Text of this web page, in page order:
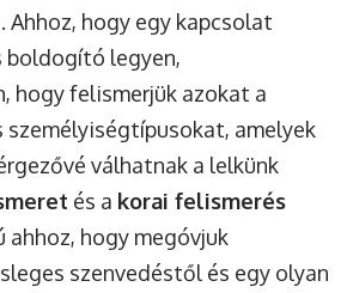
hogy egy kapcsolat
boldogító legyen,
hogy felismerjük azokat a
amelyek
válhatnak a lelkünk
és a korai felismerés
hogy megóvjuk
szenvedéstől és egy olyan